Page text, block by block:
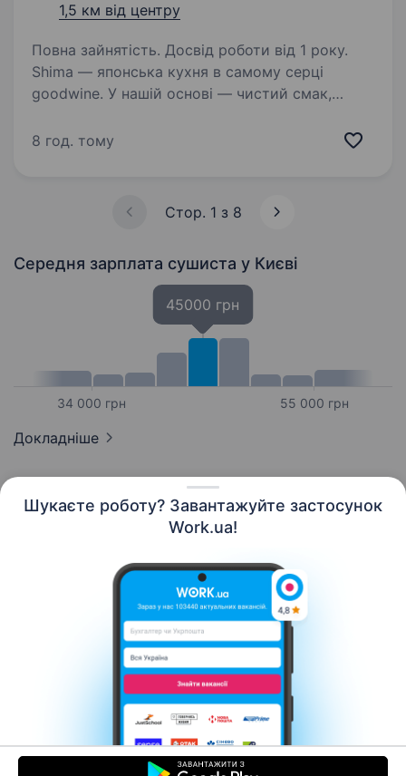
Шукаєте роботу? Завантажуйте застосунок
Work.ua!
1,5 км від центру
Повна зайнятість. Досвід роботи від 1 року.
Shima — японська кухня в самому серці
goodwine. У нашій основі — чистий смак,
до традицій та авторський підхід шефа Сергія
8 год. тому
Стор. 1 з 8
Середня зарплата сушиста у Києві
34 000 грн
45000 грн
55 000 грн
Докладніше
Контакти Про нас
Кар’єра
Допомога Умови використання